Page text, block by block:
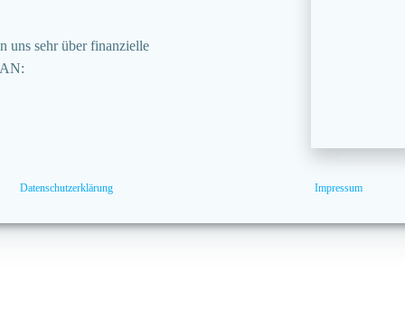
uns sehr über finanzielle
Datenschutzerklärung Impressum